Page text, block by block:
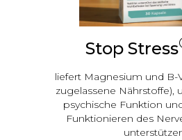
Stop Stress
liefert Magnesium und B-
zugelassene Nährstoffe),
psychische Funktion
Funktionieren des